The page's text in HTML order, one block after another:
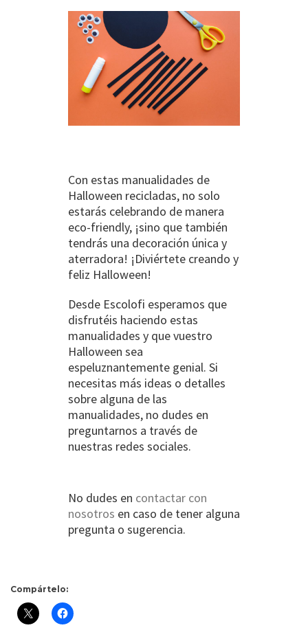
Con estas manualidades de
Halloween recicladas, no solo
estarás celebrando de manera
eco-friendly, ¡sino que también
tendrás una decoración única y
aterradora! ¡Diviértete creando y
feliz Halloween!
Desde Escolofi esperamos que
disfrutéis haciendo estas
manualidades y que vuestro
Halloween sea
espeluznantemente genial. Si
necesitas más ideas o detalles
sobre alguna de las
manualidades, no dudes en
preguntarnos a través de
nuestras redes sociales.
No dudes en contactar con
nosotros en caso de tener alguna
pregunta o sugerencia.
Compártelo: